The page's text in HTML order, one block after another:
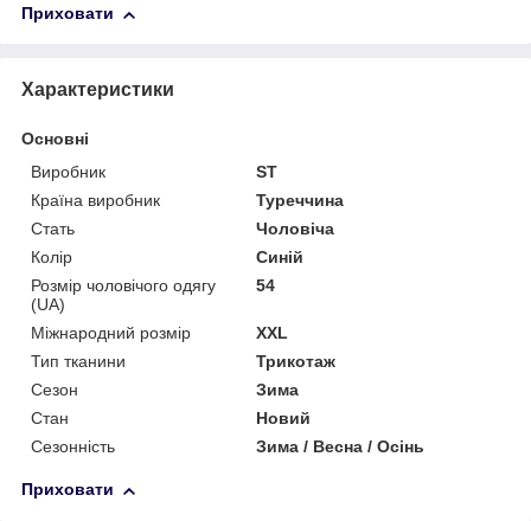
Приховати
Характеристики
Основні
Виробник
ST
Країна виробник
Туреччина
Стать
Чоловіча
Колір
Синій
Розмір чоловічого одягу
(UA)
54
Міжнародний розмір
XXL
Тип тканини
Трикотаж
Сезон
Зима
Стан
Новий
Сезонність
Зима / Весна / Осінь
Приховати